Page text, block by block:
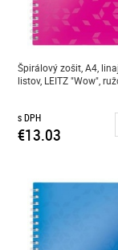
Špirálový zošit, A4,
listov, LEITZ "Wow",
s DPH
€13.03